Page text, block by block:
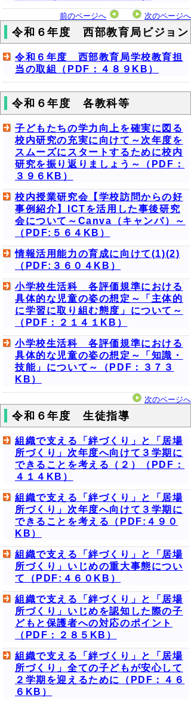
前のページへ 次のページへ
令和６年度 西部教育局ビジョン
令和６年度 西部教育局学校教育担
当の取組（PDF：４８９KB）
令和６年度 各教科等
子どもたちの学力向上を確実に図る
校内研究の充実に向けて～次年度を
スムーズにスタートするために校内
研究を振り返りましょう～（PDF：
３９６KB）
校内授業研究会【学校訪問からの好
事例紹介】ICTを活用した事後研究
会について～Canva（キャンバ）～
（PDF:５６４KB）
情報活用能力の育成に向けて(1)(2)
（PDF:３６０４KB）
小学校生活科 各評価規準における
具体的な児童の姿の想定～「主体的
に学習に取り組む態度」について～
（PDF：２１４１KB）
小学校生活科 各評価規準における
具体的な児童の姿の想定～「知識・
技能」について～（PDF：３７３
KB）
次のページへ
令和６年度 生徒指導
組織で支える「絆づくり」と「居場
所づくり」次年度へ向けて３学期に
できることを考える（２）（PDF：
４１４KB）
組織で支える「絆づくり」と「居場
所づくり」次年度へ向けて３学期に
できることを考える（PDF:４９０
KB）
組織で支える「絆づくり」と「居場
所づくり」いじめの重大事態につい
て（PDF:４６０KB）
組織で支える「絆づくり」と「居場
所づくり」いじめを認知した際の子
どもと保護者への対応のポイント
（PDF：２８５KB）
組織で支える「絆づくり」と「居場
所づくり」全ての子どもが安心して
２学期を迎えるために（PDF：４６
６KB）